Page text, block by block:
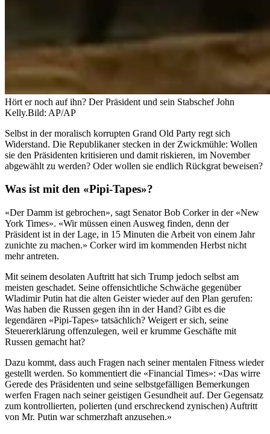
Hört er noch auf ihn? Der Präsident und sein Stabschef John
Kelly.Bild: AP/AP
Selbst in der moralisch korrupten Grand Old Party regt sich
Widerstand. Die Republikaner stecken in der Zwickmühle: Wollen
sie den Präsidenten kritisieren und damit riskieren, im November
abgewählt zu werden? Oder wollen sie endlich Rückgrat beweisen?
Was ist mit den «Pipi-Tapes»?
«Der Damm ist gebrochen», sagt Senator Bob Corker in der «New
York Times». «Wir müssen einen Ausweg finden, denn der
Präsident ist in der Lage, in 15 Minuten die Arbeit von einem Jahr
zunichte zu machen.» Corker wird im kommenden Herbst nicht
mehr antreten.
Mit seinem desolaten Auftritt hat sich Trump jedoch selbst am
meisten geschadet. Seine offensichtliche Schwäche gegenüber
Wladimir Putin hat die alten Geister wieder auf den Plan gerufen:
Was haben die Russen gegen ihn in der Hand? Gibt es die
legendären «Pipi-Tapes» tatsächlich? Weigert er sich, seine
Steuererklärung offenzulegen, weil er krumme Geschäfte mit
Russen gemacht hat?
Dazu kommt, dass auch Fragen nach seiner mentalen Fitness wieder
gestellt werden. So kommentiert die «Financial Times»: «Das wirre
Gerede des Präsidenten und seine selbstgefälligen Bemerkungen
werfen Fragen nach seiner geistigen Gesundheit auf. Der Gegensatz
zum kontrollierten, polierten (und erschreckend zynischen) Auftritt
von Mr. Putin war schmerzhaft anzusehen.»